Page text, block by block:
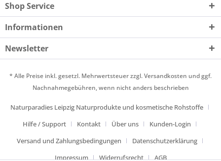
Shop Service
Informationen
Newsletter
* Alle Preise inkl. gesetzl. Mehrwertsteuer zzgl.Versandkosten und ggf.
Nachnahmegebühren, wenn nicht anders beschrieben
Naturparadies Leipzig Naturprodukte und kosmetische Rohstoffe
Hilfe / Support
Kontakt Über uns
Kunden-Login
Versand und Zahlungsbedingungen
Datenschutzerklärung
Impressum
Widerrufsrecht AGB